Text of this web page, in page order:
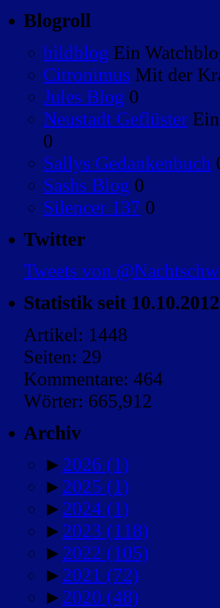
Blogroll
bildblog Ein
Citronimus Mit der
Jules Blog 0
Neustadt Geflüster
0
Sallys Gedankenbuch
Sashs Blog 0
Silencer 137 0
Twitter
Tweets von
Statistik seit 10.10.2012
Artikel: 1448
Seiten: 29
Kommentare: 464
Wörter: 665,912
Archiv
► 2026 (1)
► 2025 (1)
► 2024 (1)
► 2023 (118)
► 2022 (105)
► 2021 (72)
► 2020 (48)